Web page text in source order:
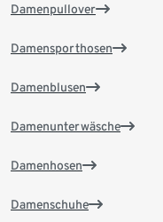
Damenpullover
Damensporthosen
Damenblusen
Damenunterwäsche
Damenhosen
Damenschuhe